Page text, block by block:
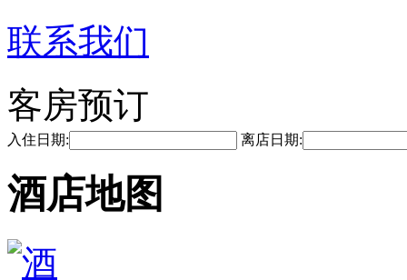
联系我们
客房预订
入住日期: 离店日期:
酒店地图